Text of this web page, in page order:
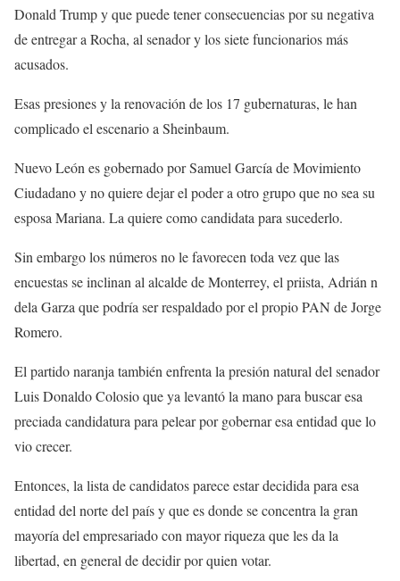
Donald Trump y que puede tener consecuencias por su negativa
de entregar a Rocha, al senador y los siete funcionarios más
acusados.
Esas presiones y la renovación de los 17 gubernaturas, le han
complicado el escenario a Sheinbaum.
Nuevo León es gobernado por Samuel García de Movimiento
Ciudadano y no quiere dejar el poder a otro grupo que no sea su
esposa Mariana. La quiere como candidata para sucederlo.
Sin embargo los números no le favorecen toda vez que las
encuestas se inclinan al alcalde de Monterrey, el priista, Adrián n
dela Garza que podría ser respaldado por el propio PAN de Jorge
Romero.
El partido naranja también enfrenta la presión natural del senador
Luis Donaldo Colosio que ya levantó la mano para buscar esa
preciada candidatura para pelear por gobernar esa entidad que lo
vio crecer.
Entonces, la lista de candidatos parece estar decidida para esa
entidad del norte del país y que es donde se concentra la gran
mayoría del empresariado con mayor riqueza que les da la
libertad, en general de decidir por quien votar.